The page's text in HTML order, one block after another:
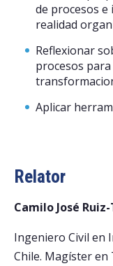
de procesos e
realidad
Reflexionar
procesos
Aplicar
Relator
Camilo José
Ingeniero Civil en
Chile. Magíster